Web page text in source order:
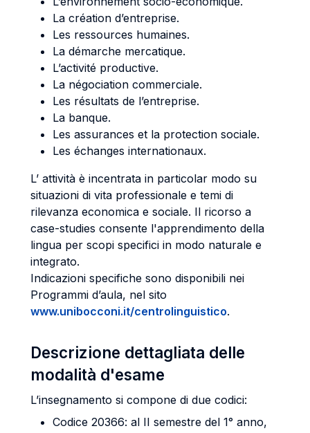
La création d’entreprise.
Les ressources humaines.
La démarche mercatique.
L’activité productive.
La négociation commerciale.
Les résultats de l’entreprise.
La banque.
Les assurances et la protection sociale.
Les échanges internationaux.
L’ attività è incentrata in particolar modo su
situazioni di vita professionale e temi di
rilevanza economica e sociale. Il ricorso a
case-studies consente l'apprendimento della
lingua per scopi specifici in modo naturale e
integrato.
Indicazioni specifiche sono disponibili nei
Programmi d’aula, nel sito
www.unibocconi.it/centrolinguistico.
Descrizione dettagliata delle
modalità d'esame
L’insegnamento si compone di due codici:
Codice 20366: al II semestre del 1° anno,